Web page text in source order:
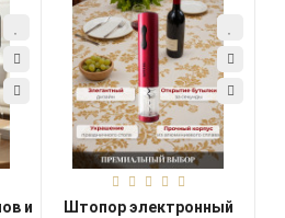
и
Штопор электронный